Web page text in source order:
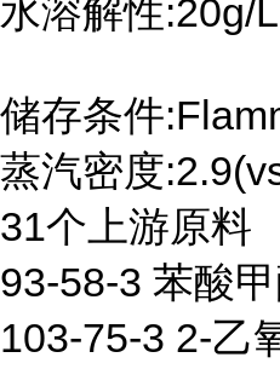
水溶解性:20g/
储存条件
蒸汽密度
31个上游原料
93-58-3 苯酸
103-75-3 2-乙